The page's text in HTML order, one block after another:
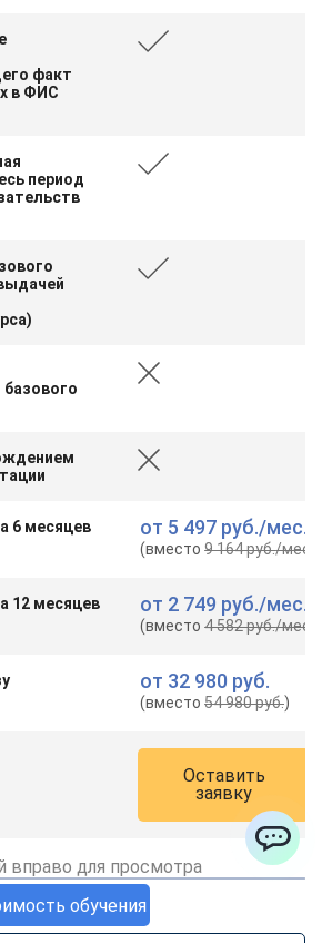
обучения
факт
в ФИС
период
6 месяцев от 5 497 руб./мес.
(вместо9 164 руб./мес.
12 месяцев от 2 749 руб./мес.
(вместо4 582 руб./мес.
от 32 980 руб.
(вместо54 980 руб.)
Оставить
заявку
вправо для просмотра
через любой удобный мессенджер!
EMail
ChatApp